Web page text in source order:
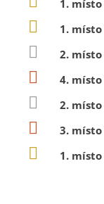
1. místo
1. místo
2. místo
4. místo
2. místo
3. místo
1. místo